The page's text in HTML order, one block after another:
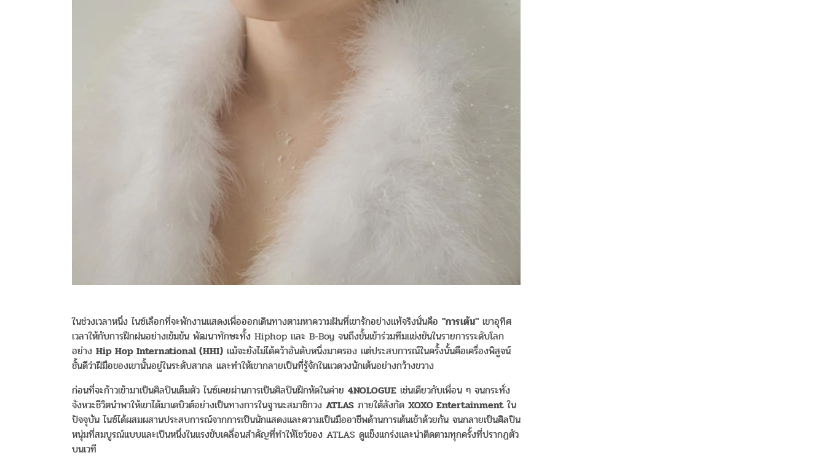
ในช่วงเวลาหนึ่ง ไนซ์เลือกที่จะพักงานแสดงเพื่อออกเดินทางตามหาความฝันที่เขารักอย่างแท้จริงนั่นคือ "การเต้น" เขาอุทิศ
เวลาให้กับการฝึกฝนอย่างเข้มข้น พัฒนาทักษะทั้ง Hiphop และ B-Boy จนถึงขั้นเข้าร่วมทีมแข่งขันในรายการระดับโลก
อย่าง Hip Hop International (HHI) แม้จะยังไม่ได้คว้าอันดับหนึ่งมาครอง แต่ประสบการณ์ในครั้งนั้นคือเครื่องพิสูจน์
ชั้นดีว่าฝีมือของเขานั้นอยู่ในระดับสากล และทำให้เขากลายเป็นที่รู้จักในแวดวงนักเต้นอย่างกว้างขวาง
ก่อนที่จะก้าวเข้ามาเป็นศิลปินเต็มตัว ไนซ์เคยผ่านการเป็นศิลปินฝึกหัดในค่าย 4NOLOGUE เช่นเดียวกับเพื่อน ๆ จนกระทั่ง
จังหวะชีวิตนำพาให้เขาได้มาเดบิวต์อย่างเป็นทางการในฐานะสมาชิกวง ATLAS ภายใต้สังกัด XOXO Entertainmentใน
ปัจจุบัน ไนซ์ได้ผสมผสานประสบการณ์จากการเป็นนักแสดงและความเป็นมืออาชีพด้านการเต้นเข้าด้วยกัน จนกลายเป็นศิลปิน
หนุ่มที่สมบูรณ์แบบและเป็นหนึ่งในแรงขับเคลื่อนสำคัญที่ทำให้โชว์ของ ATLAS ดูแข็งแกร่งและน่าติดตามทุกครั้งที่ปรากฏตัว
บนเวที